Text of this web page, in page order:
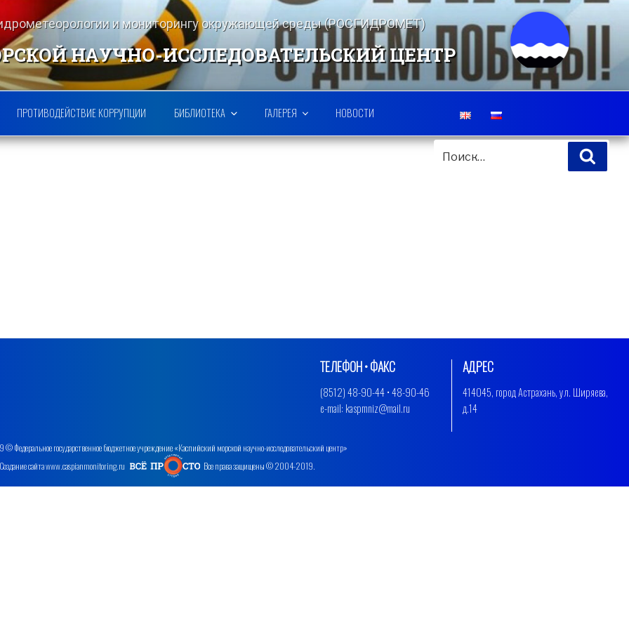
и мониторингу окружающей среды (РОСГИДРОМЕТ)
НАУЧНО-ИССЛЕДОВАТЕЛЬСКИЙ ЦЕНТР
ПРОТИВОДЕЙСТВИЕ КОРРУПЦИИ БИБЛИОТЕКА ГАЛЕРЕЯ НОВОСТИ
ИСКАТЬ:
АДРЕС
414045, город Астрахань, ул. Ширяева,
д.14
ТЕЛЕФОН • ФАКС
(8512) 48-90-44 • 48-90-46
e-mail: kaspmniz@mail.ru
Федеральное государственное бюджетное учреждение «Каспийский морской научно-исследовательский центр»
Создание сайта www.caspianmonitoring.ru
Все права защищены © 2004-2019.